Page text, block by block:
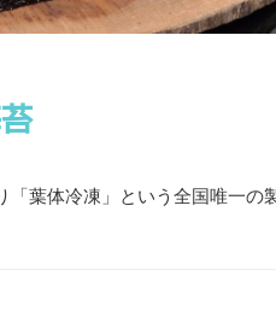
葉体冷凍」という全国唯一の